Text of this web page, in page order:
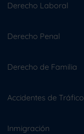
Derecho Laboral
Derecho Penal
Derecho de Familia
Accidentes de Tráfico
Inmigración